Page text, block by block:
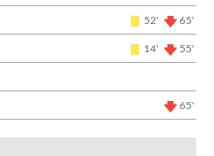
52' 65'
14' 55'
65'